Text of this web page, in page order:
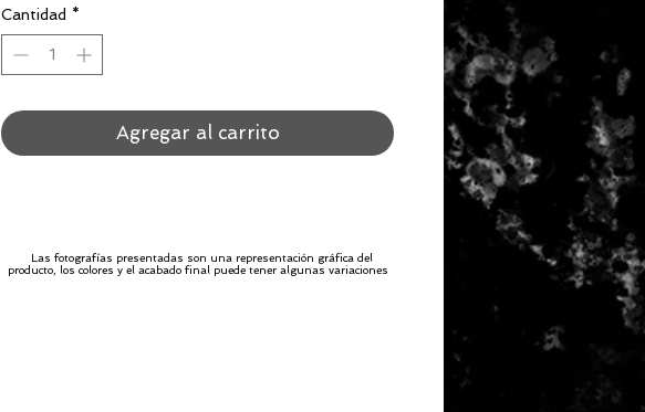
Cantidad *
Agregar al carrito
Las fotografías presentadas son una representación gráfica del
producto, los colores y el acabado final puede tener algunas variaciones